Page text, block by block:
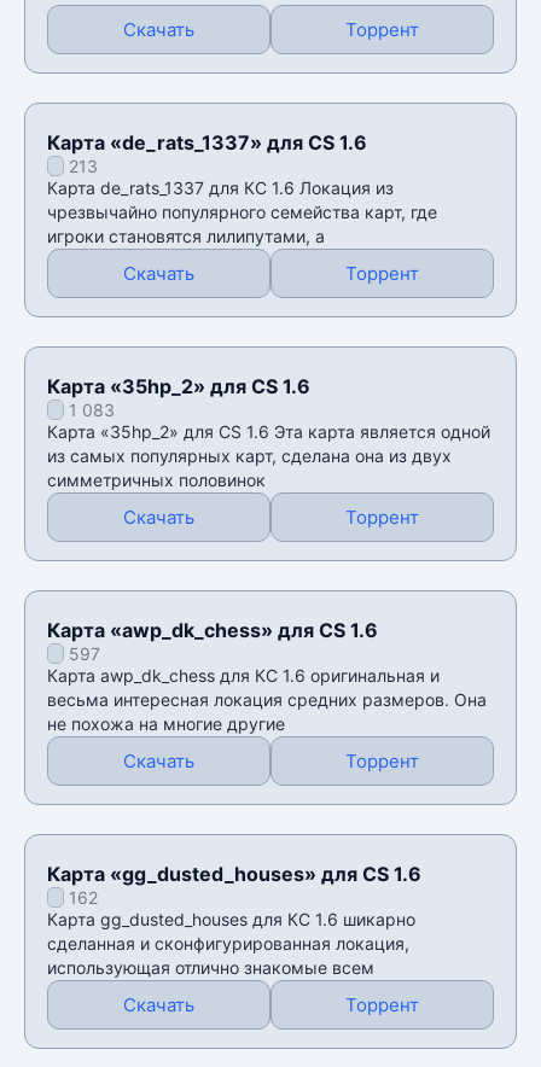
Скачать Торрент
Карта «de_rats_1337» для CS 1.6
213
Карта de_rats_1337 для КС 1.6 Локация из
чрезвычайно популярного семейства карт, где
игроки становятся лилипутами, а
Скачать Торрент
Карта «35hp_2» для CS 1.6
1 083
Карта «35hp_2» для CS 1.6 Эта карта является одной
из самых популярных карт, сделана она из двух
симметричных половинок
Скачать Торрент
Карта «awp_dk_chess» для CS 1.6
597
Карта awp_dk_chess для КС 1.6 оригинальная и
весьма интересная локация средних размеров. Она
не похожа на многие другие
Скачать Торрент
Карта «gg_dusted_houses» для CS 1.6
162
Карта gg_dusted_houses для КС 1.6 шикарно
сделанная и сконфигурированная локация,
использующая отлично знакомые всем
Скачать Торрент